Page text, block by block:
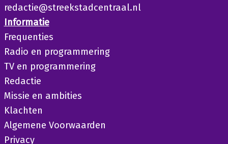
redactie@streekstadcentraal.nl
Informatie
Frequenties
Radio en programmering
TV en programmering
Redactie
Missie en ambities
Klachten
Algemene Voorwaarden
Privacy